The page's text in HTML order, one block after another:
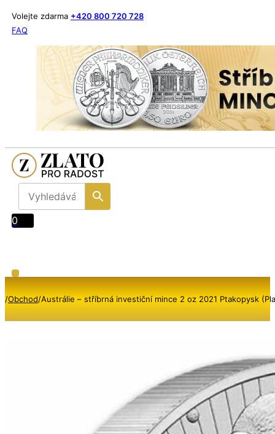
Volejte zdarma +420 800 720 728
FAQ
0
/Obchod/Austrálie – stříbrná investiční mince 2 oz 2021 Ptakopysk